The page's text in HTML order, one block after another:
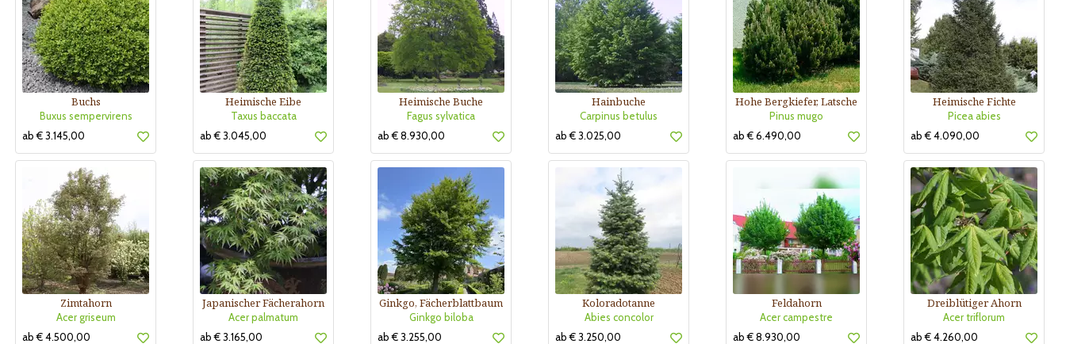
Buchs
Buxus sempervirens
ab € 3.145,00
Heimische Eibe
Taxus baccata
ab € 3.045,00
Heimische Buche
Fagus sylvatica
ab € 8.930,00
Hainbuche
Carpinus betulus
ab € 3.025,00
Hohe Bergkiefer, Latsche
Pinus mugo
ab € 6.490,00
Heimische Fichte
Picea abies
ab € 4.090,00
Zimtahorn
Acer griseum
ab € 4.500,00
Japanischer Fächerahorn
Acer palmatum
ab € 3.165,00
Ginkgo, Fächerblattbaum
Ginkgo biloba
ab € 3.255,00
Koloradotanne
Abies concolor
ab € 3.250,00
Feldahorn
Acer campestre
ab € 8.930,00
Dreiblütiger Ahorn
Acer triflorum
ab € 4.260,00